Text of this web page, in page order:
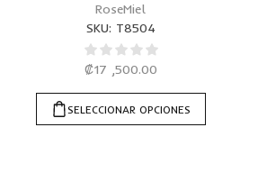
RoseMiel
SKU: T8504
₡17 ,500.00
SELECCIONAR OPCIONES